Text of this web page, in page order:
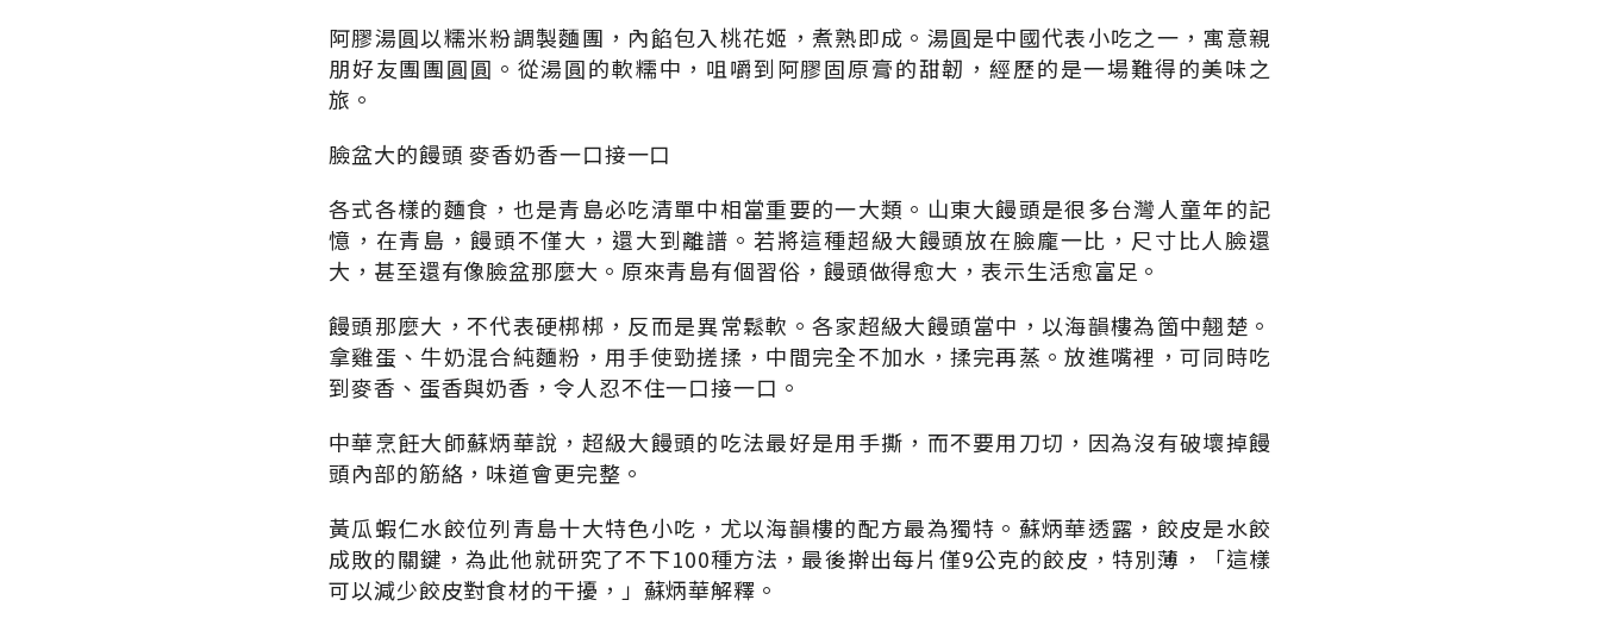
阿膠湯圓以糯米粉調製麵團，內餡包入桃花姬，煮熟即成。湯圓是中國代表小吃之一，寓意親
朋好友團團圓圓。從湯圓的軟糯中，咀嚼到阿膠固原膏的甜韌，經歷的是一場難得的美味之
旅。
臉盆大的饅頭 麥香奶香一口接一口
各式各樣的麵食，也是青島必吃清單中相當重要的一大類。山東大饅頭是很多台灣人童年的記
憶，在青島，饅頭不僅大，還大到離譜。若將這種超級大饅頭放在臉龐一比，尺寸比人臉還
大，甚至還有像臉盆那麼大。原來青島有個習俗，饅頭做得愈大，表示生活愈富足。
饅頭那麼大，不代表硬梆梆，反而是異常鬆軟。各家超級大饅頭當中，以海韻樓為箇中翹楚。
拿雞蛋、牛奶混合純麵粉，用手使勁搓揉，中間完全不加水，揉完再蒸。放進嘴裡，可同時吃
到麥香、蛋香與奶香，令人忍不住一口接一口。
中華烹飪大師蘇炳華說，超級大饅頭的吃法最好是用手撕，而不要用刀切，因為沒有破壞掉饅
頭內部的筋絡，味道會更完整。
黃瓜蝦仁水餃位列青島十大特色小吃，尤以海韻樓的配方最為獨特。蘇炳華透露，餃皮是水餃
成敗的關鍵，為此他就研究了不下100種方法，最後擀出每片僅9公克的餃皮，特別薄，「這樣
可以減少餃皮對食材的干擾，」蘇炳華解釋。